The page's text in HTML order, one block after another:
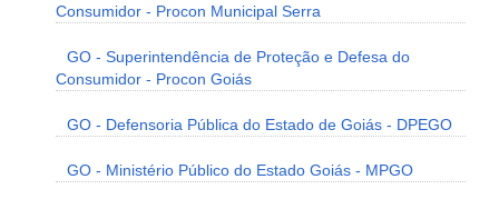
Consumidor - Procon Municipal Serra
GO - Superintendência de Proteção e Defesa do
Consumidor - Procon Goiás
GO - Defensoria Pública do Estado de Goiás - DPEGO
GO - Ministério Público do Estado Goiás - MPGO